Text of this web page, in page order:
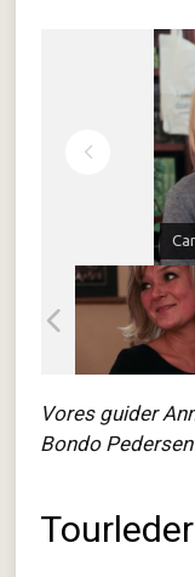
Vores guider
Bondo
Tourleder